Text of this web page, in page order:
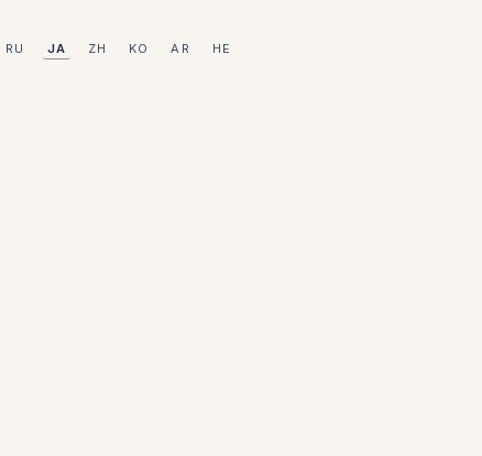
RU JA ZH KO AR HE